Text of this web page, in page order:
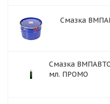
Смазка
Смазка
мл. ПРОМО